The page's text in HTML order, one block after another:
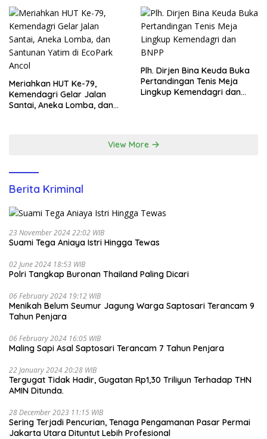
Meriahkan HUT Ke-79,
Kemendagri Gelar Jalan
Santai, Aneka Lomba, dan
Plh. Dirjen Bina Keuda Buka
Pertandingan Tenis Meja
Lingkup Kemendagri dan
View More
Berita Kriminal
23 November 2024 22:02 WIB
Suami Tega Aniaya Istri Hingga Tewas
02 June 2024 18:53 WIB
Polri Tangkap Buronan Thailand Paling Dicari
06 February 2024 19:12 WIB
Menikah Belum Seumur Jagung Warga Saptosari Terancam 9
Tahun Penjara
06 February 2024 16:05 WIB
Maling Sapi Asal Saptosari Terancam 7 Tahun Penjara
22 January 2024 20:28 WIB
Tergugat Tidak Hadir, Gugatan Rp1,30 Triliyun Terhadap THN
AMIN Ditunda.
28 December 2023 11:15 WIB
Sering Terjadi Pencurian, Tenaga Pengamanan Pasar Permai
Jakarta Utara Dituntut Lebih Profesional